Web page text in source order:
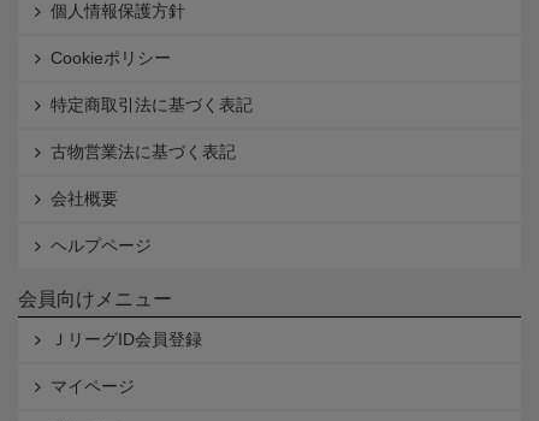
個人情報保護方針
Cookieポリシー
特定商取引法に基づく表記
古物営業法に基づく表記
会社概要
ヘルプページ
会員向けメニュー
ＪリーグID会員登録
マイページ